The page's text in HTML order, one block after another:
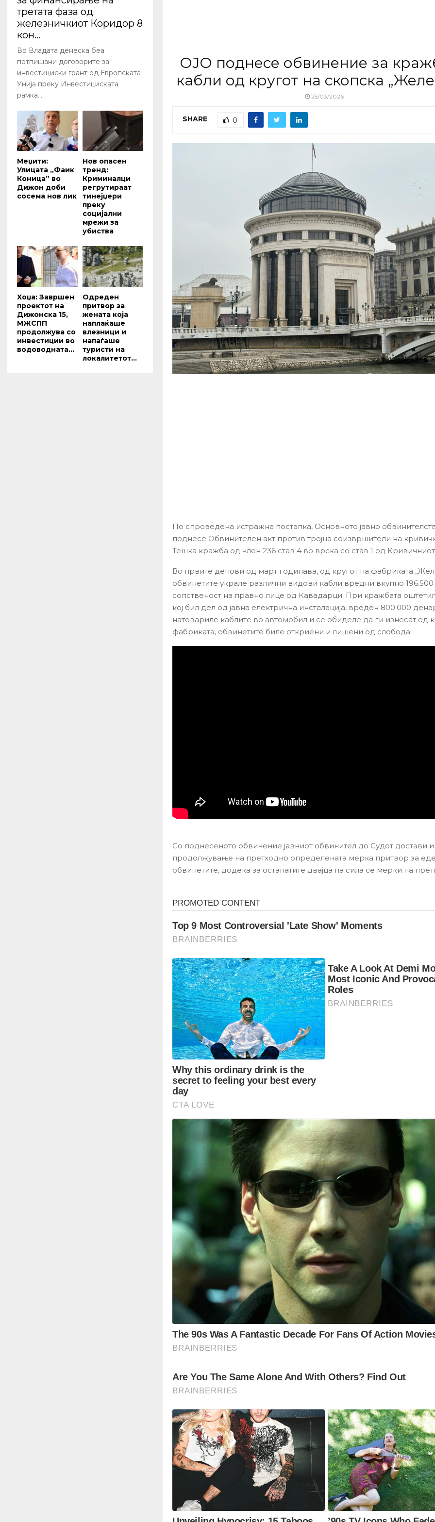
ОЈО поднесе обвинение за
кабли од кругот на скопска
25/03/2026
SHARE 0
По спроведена истражна постапка, Основното јавно
поднесе Обвинителен акт против тројца соизвршители на
Тешка кражба од член 236 став 4 во врска со став 1 од
Во првите денови од март годинава, од кругот на фабриката
обвинетите украле различни видови кабли вредни вкупно
сопственост на правно лице од Кавадарци. При кражбата
кој бил дел од јавна електрична инсталација, вреден 800.000
натовариле каблите во автомобил и се обиделе да ги изнесат од
фабриката, обвинетите биле откриени и лишени од слобода.
Со поднесеното обвинение јавниот обвинител до Судот достави
продолжување на претходно определената мерка притвор за
обвинетите, додека за останатите двајца на сила се мерки на
третата фаза од
железничкиот Коридор 8
кон...
Во Владата денеска беа
потпишани договорите за
инвестициски грант од Европската
Унија преку Инвестициската
рамка...
Меџити:
Улицата „Фаик
Коница” во
Дижон доби
сосема нов лик
Нов опасен
тренд:
Криминалци
регрутираат
тинејџери
преку
социјални
мрежи за
убиства
Хоџа: Завршен
проектот на
Дижонска 15,
МЖСПП
продолжува со
инвестиции во
водоводната...
Одреден
притвор за
жената која
наплаќаше
влезници и
напаѓаше
туристи на
локалитетот...